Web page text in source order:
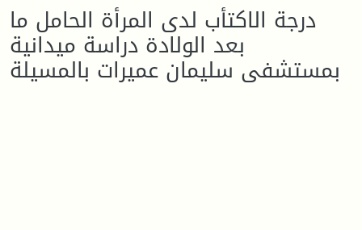
درجة الاكتأب لدى المرأة الحامل ما
بعد الولادة دراسة ميدانية
بمستشفى سليمان عميرات بالمسيلة